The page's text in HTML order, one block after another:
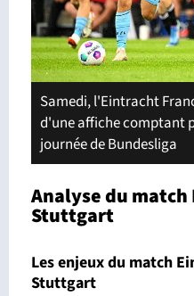
Samedi, l'Eintracht
d'une affiche comptant
journée de Bundesliga
Analyse du
Stuttgart
Les enjeux du match
Stuttgart